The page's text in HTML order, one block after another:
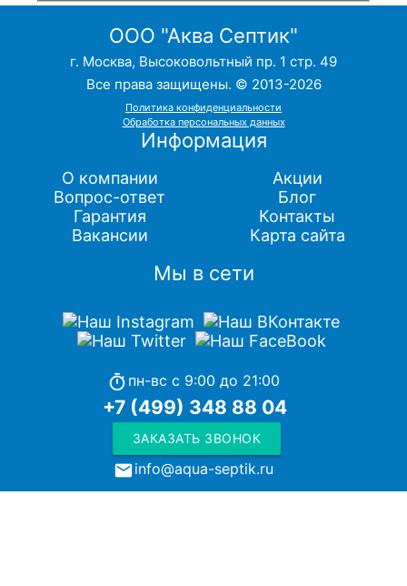
ООО "Аква Септик"
г. Москва, Высоковольтный пр. 1 стр. 49
Все права защищены. © 2013-2026
Политика конфиденциальности
Обработка персональных данных
Информация
О компании
Вопрос-ответ
Гарантия
Вакансии
Акции
Блог
Контакты
Карта сайта
Мы в сети
timer пн-вс с 9:00 до 21:00
+7 (499) 348 88 04
ЗАКАЗАТЬ ЗВОНОК
local_post_officeinfo@aqua-septik.ru